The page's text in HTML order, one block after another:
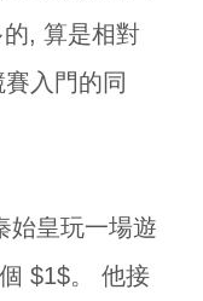
, 算是相對
入門的同
始皇玩一場遊
$1$。 他接